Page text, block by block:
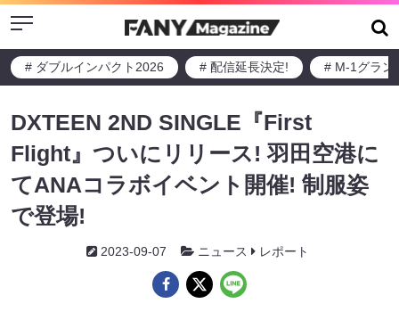
Menu
# ダブルインパクト2026 # 配信延長決定! # M-1グラン
DXTEEN 2ND SINGLE『First
Flight』ついにリリース! ⽻⽥空港に
てANAコラボイベント開催! 制服姿
で登場!
2023-09-07 ニュース レポート